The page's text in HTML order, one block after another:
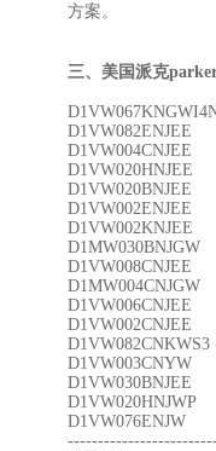
方案。
三、 美国派克
D1VW082ENJEE
D1VW004CNJEE
D1VW020HNJEE
D1VW020BNJEE
D1VW002ENJEE
D1VW002KNJEE
D1MW030BNJGW
D1VW008CNJEE
D1MW004CNJGW
D1VW006CNJEE
D1VW002CNJEE
D1VW082CNKWS3
D1VW003CNYW
D1VW030BNJEE
D1VW020HNJWP
D1VW076ENJW